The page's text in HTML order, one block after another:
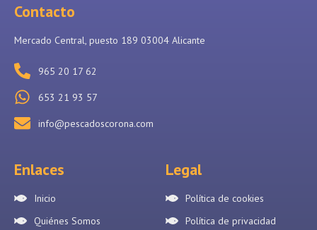
Contacto
Mercado Central, puesto 189 03004 Alicante
965 20 17 62
653 21 93 57
info@pescadoscorona.com
Enlaces
Inicio
Quiénes Somos
Legal
Política de cookies
Política de privacidad